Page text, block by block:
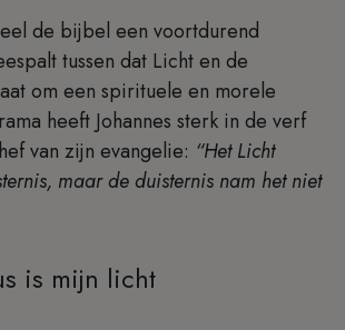
de bijbel een voortdurend
tussen dat Licht en de
om een spirituele en morele
heeft Johannes sterk in de verf
van zijn evangelie: “Het Licht
maar de duisternis nam het niet
is mijn licht